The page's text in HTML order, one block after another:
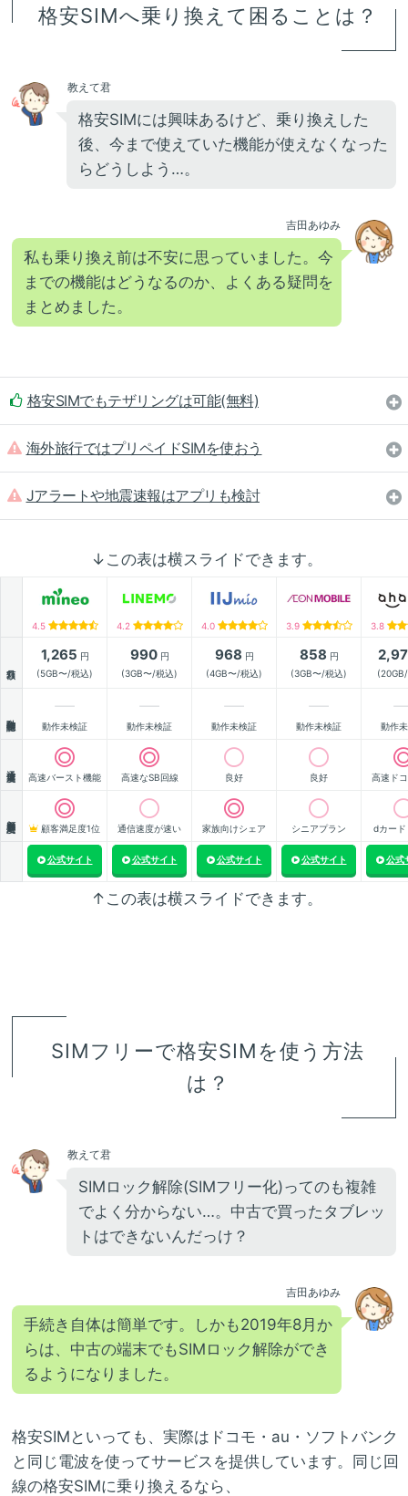
格安SIMへ乗り換えて困ることは？
教えて君
格安SIMには興味あるけど、乗り換えした
後、今まで使えていた機能が使えなくなった
らどうしよう…。
吉田あゆみ
私も乗り換え前は不安に思っていました。今
までの機能はどうなるのか、よくある疑問を
まとめました。
格安SIMでもテザリングは可能(無料)
海外旅行ではプリペイドSIMを使おう
Jアラートや地震速報はアプリも検討
↓この表は横スライドできます。
4.5 4.2 4.0 3.9 3.8
1,265 円
(5GB〜/税込)
990円
(3GB〜/税込)
968 円
(4GB〜/税込)
858 円
(3GB〜/税込)
動作未検証 動作未検証 動作未検証 動作未検証 動作
高速バースト機能 高速なSB回線 良好 良好 高速ド
顧客満足度1位 通信速度が速い 家族向けシェア シニアプラン dカード
公式サイト 公式サイト 公式サイト 公式サイト 公式
↑この表は横スライドできます。
SIMフリーで格安SIMを使う方法
は？
教えて君
SIMロック解除(SIMフリー化)ってのも複雑
でよく分からない…。中古で買ったタブレッ
トはできないんだっけ？
吉田あゆみ
手続き自体は簡単です。しかも2019年8月か
らは、中古の端末でもSIMロック解除ができ
るようになりました。
格安SIMといっても、実際はドコモ・au・ソフトバンク
と同じ電波を使ってサービスを提供しています。同じ回
線の格安SIMに乗り換えるなら、